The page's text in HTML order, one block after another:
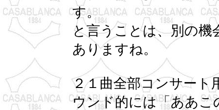
す。
と言うことは、別の機
ありますね。
２１曲全部コンサート
ウンド的には「ああこ